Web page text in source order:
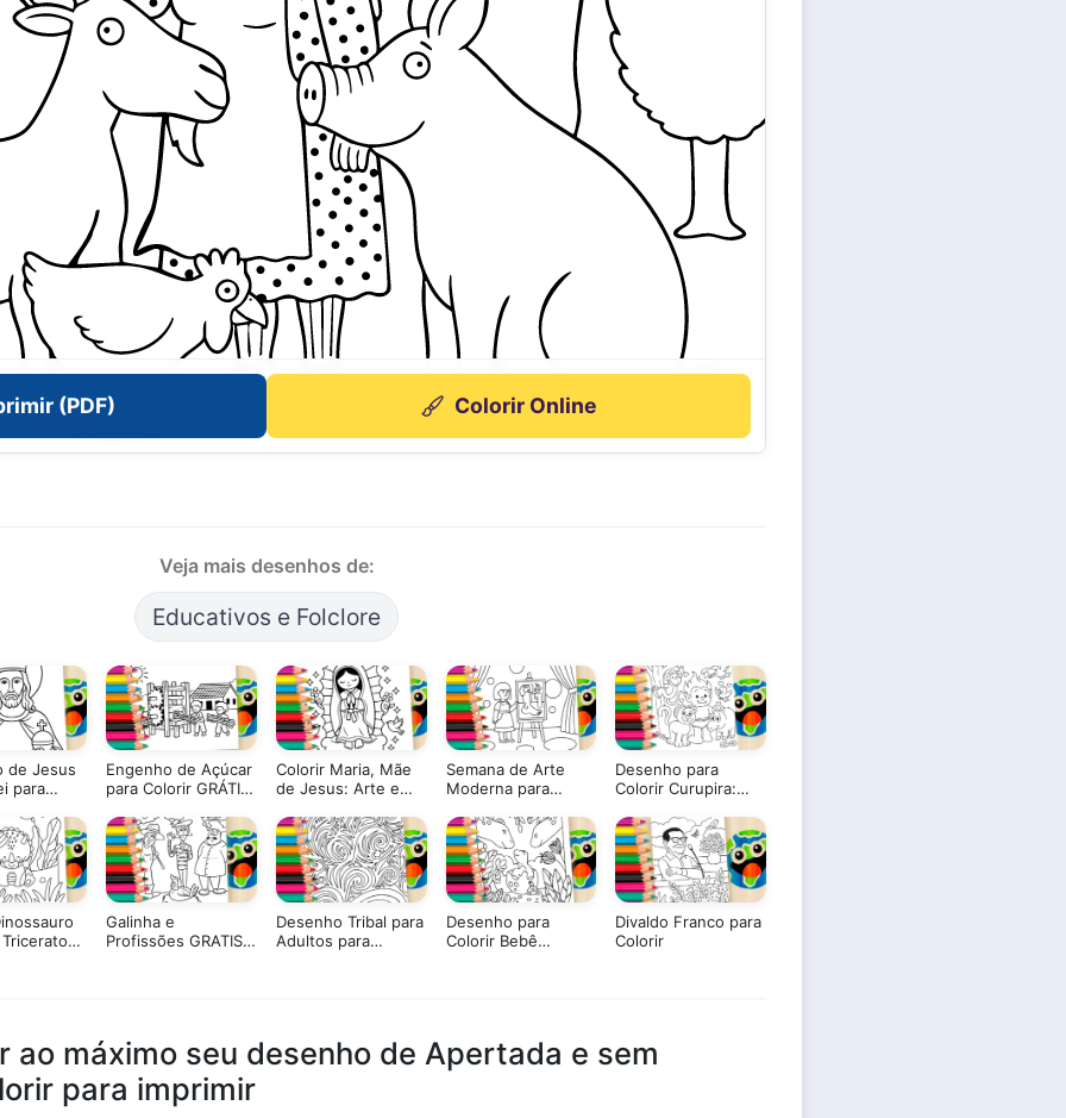
(PDF) Colorir Online
Veja mais desenhos de:
Educativos e Folclore
de Jesus
para
Engenho de Açúcar
para Colorir GRÁTIS
Colorir Maria, Mãe
de Jesus: Arte e
Semana de Arte
Moderna para
Pinte!
Desenho para
Colorir Curupira:
Folclore Brasileiro!
Galinha e
Profissões GRATIS
Desenho Tribal para
Adultos para
Desenho para
Colorir Bebê
Divaldo Franco para
Colorir
ao máximo seu desenho de Apertada e sem
para imprimir